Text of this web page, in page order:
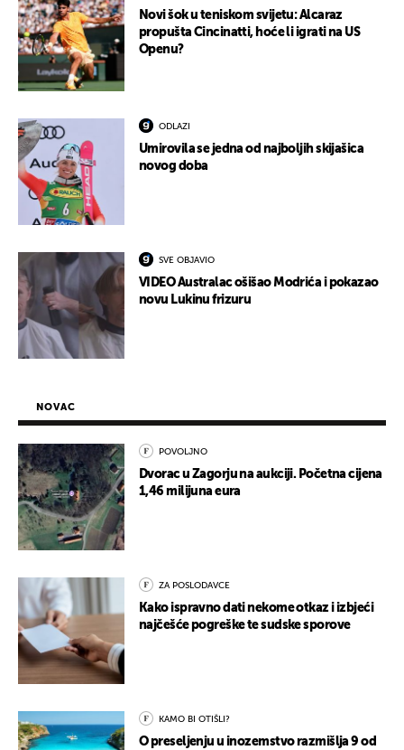
Novi šok u teniskom svijetu: Alcaraz
propušta Cincinatti, hoće li igrati na US
Openu?
ODLAZI
Umirovila se jedna od najboljih skijašica
novog doba
SVE OBJAVIO
VIDEO Australac ošišao Modrića i pokazao
novu Lukinu frizuru
NOVAC
POVOLJNO
Dvorac u Zagorju na aukciji. Početna cijena
1,46 milijuna eura
ZA POSLODAVCE
Kako ispravno dati nekome otkaz i izbjeći
najčešće pogreške te sudske sporove
KAMO BI OTIŠLI?
O preseljenju u inozemstvo razmišlja 9 od